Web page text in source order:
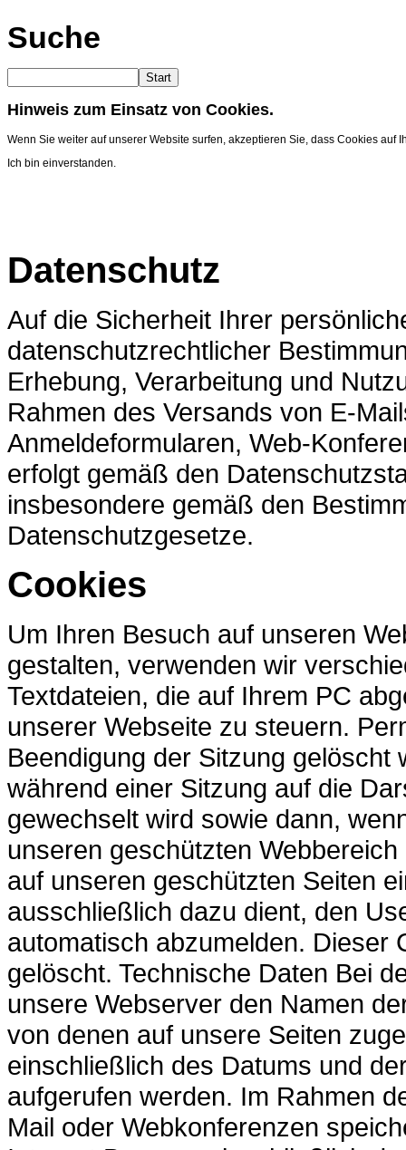
Suche
Start
Hinweis zum Einsatz von Cookies.
Wenn Sie weiter auf unserer Website surfen, akzeptieren Sie, dass Cookies auf
Ich bin einverstanden.
Datenschutz
Auf die Sicherheit Ihrer
datenschutzrechtlicher
Erhebung, Verarbeitung und
Rahmen des Versands von E-
Anmeldeformularen, Web-
erfolgt gemäß den
insbesondere gemäß den
Datenschutzgesetze.
Cookies
Um Ihren Besuch auf unseren
gestalten, verwenden wir
Textdateien, die auf Ihrem PC
unserer Webseite zu steuern.
Beendigung der Sitzung
während einer Sitzung auf die
gewechselt wird sowie dann,
unseren geschützten
auf unseren geschützten Seiten
ausschließlich dazu dient, den
automatisch abzumelden. Dieser
gelöscht. Technische Daten Bei
unsere Webserver den Namen
von denen auf unsere Seiten
einschließlich des Datums und
aufgerufen werden. Im Rahmen
Mail oder Webkonferenzen